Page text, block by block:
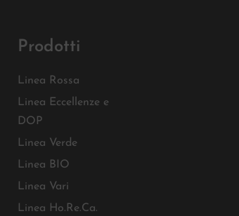
Prodotti
Linea Rossa
Linea Eccellenze e
DOP
Linea Verde
Linea BIO
Linea Vari
Linea Ho.Re.Ca.